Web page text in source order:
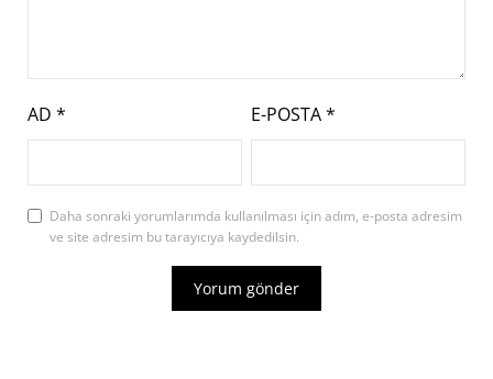
AD * E-POSTA*
Daha sonraki yorumlarımda kullanılması için adım, e-posta adresim
ve site adresim bu tarayıcıya kaydedilsin.